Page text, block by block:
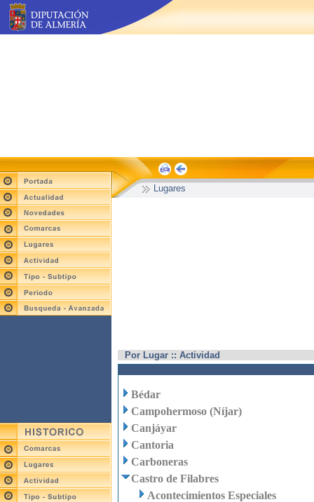
Lugares
Por Lugar :: Actividad
Bédar
Campohermoso (Níjar)
Canjáyar
Cantoria
Carboneras
Castro de Filabres
Acontecimientos Especiales